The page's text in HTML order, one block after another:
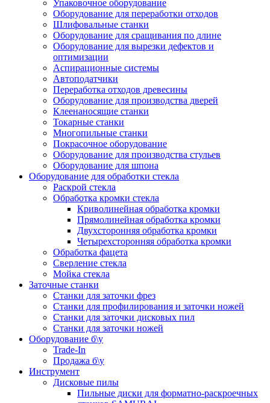
Упаковочное оборудование
Оборудование для переработки отходов
Шлифовальные станки
Оборудование для сращивания по длине
Оборудование для вырезки дефектов и
оптимизации
Аспирационные системы
Автоподатчики
Переработка отходов древесины
Оборудование для производства дверей
Клеенаносящие станки
Токарные станки
Многопильные станки
Покрасочное оборудование
Оборудование для производства стульев
Оборудование для шпона
Оборудование для обработки стекла
Раскрой стекла
Обработка кромки стекла
Криволинейная обработка кромки
Прямолинейная обработка кромки
Двухсторонняя обработка кромки
Четырехсторонняя обработка кромки
Обработка фацета
Сверление стекла
Мойка стекла
Заточные станки
Станки для заточки фрез
Станки для профилирования и заточки ножей
Станки для заточки дисковых пил
Станки для заточки ножей
Оборудование б\у
Trade-In
Продажа б\у
Инструмент
Дисковые пилы
Пильные диски для форматно-раскроечных